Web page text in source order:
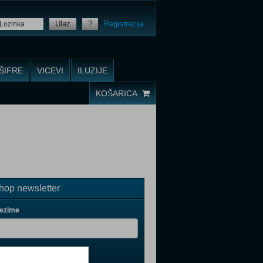
Ulaz ? Registracija
VICEVI ILUZIJE
KOŠARICA
newsletter